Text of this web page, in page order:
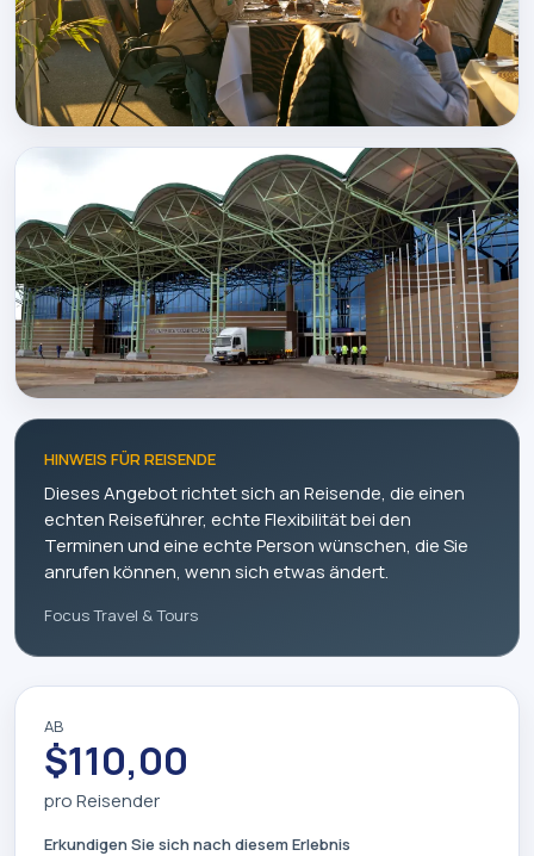
HINWEIS FÜR REISENDE
Dieses Angebot richtet sich an Reisende, die einen
echten Reiseführer, echte Flexibilität bei den
Terminen und eine echte Person wünschen, die Sie
anrufen können, wenn sich etwas ändert.
Focus Travel & Tours
AB
$110,00
pro Reisender
Erkundigen Sie sich nach diesem Erlebnis